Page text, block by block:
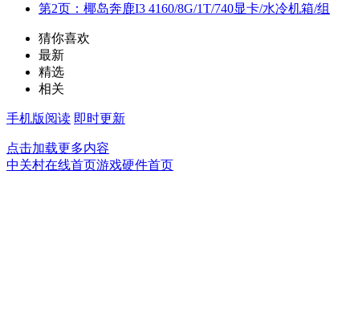
第2页：椰岛奔鹿I3 4160/8G/1T/740显卡/水冷机箱/组
猜你喜欢
最新
精选
相关
手机版阅读 即时更新
点击加载更多内容
中关村在线首页游戏硬件首页